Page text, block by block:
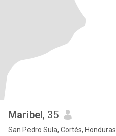
Maribel, 35
San Pedro Sula, Cortés, Honduras